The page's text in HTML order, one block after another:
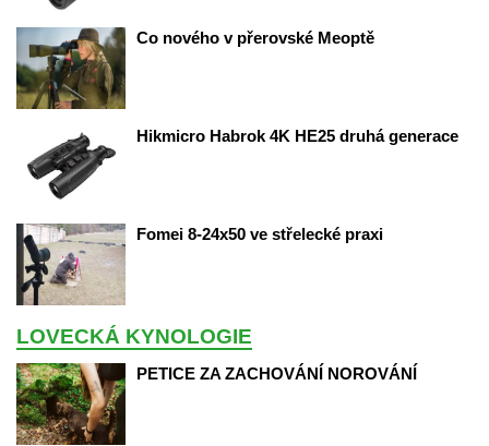
Co nového v přerovské Meoptě
Hikmicro Habrok 4K HE25 druhá generace
Fomei 8-24x50 ve střelecké praxi
LOVECKÁ KYNOLOGIE
PETICE ZA ZACHOVÁNÍ NOROVÁNÍ